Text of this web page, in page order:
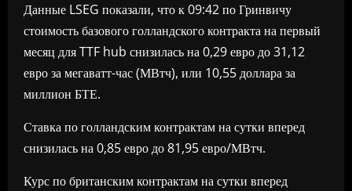
Данные LSEG показали, что к 09:42 по Гринвичу
стоимость базового голландского контракта на первый
месяц для TTF hub снизилась на 0,29 евро до 31,12
евро за мегаватт-час (МВтч), или 10,55 доллара за
миллион БТЕ.
Ставка по голландским контрактам на сутки вперед
снизилась на 0,85 евро до 81,95 евро/МВтч.
Курс по британским контрактам на сутки вперед